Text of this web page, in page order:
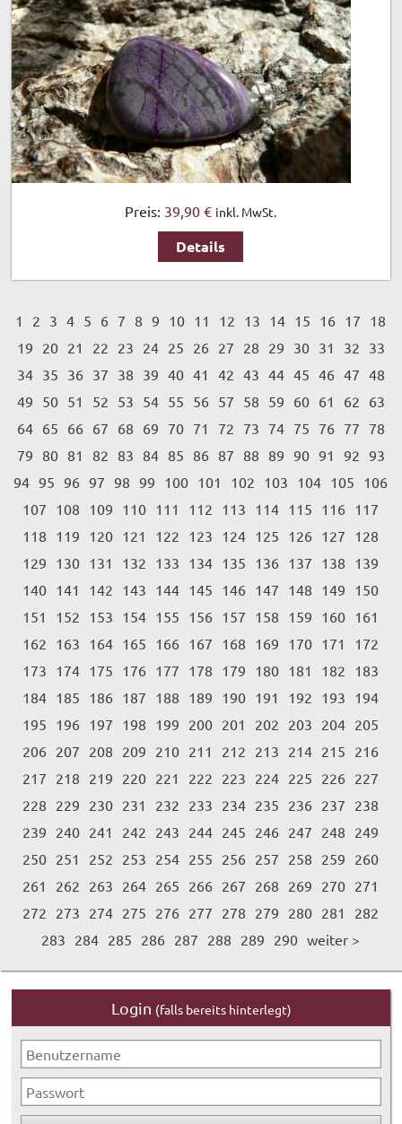
Preis: 39,90 € inkl. MwSt.
Details
1 2 3 4 5 6 7 8 9 10 11 12 13 14 15 16 17 18
19 20 21 22 23 24 25 26 27 28 29 30 31 32 33
34 35 36 37 38 39 40 41 42 43 44 45 46 47 48
49 50 51 52 53 54 55 56 57 58 59 60 61 62 63
64 65 66 67 68 69 70 71 72 73 74 75 76 77 78
79 80 81 82 83 84 85 86 87 88 89 90 91 92 93
94 95 96 97 98 99 100 101 102 103 104 105 106
107 108 109 110 111 112 113 114 115 116 117
118 119 120 121 122 123 124 125 126 127 128
129 130 131 132 133 134 135 136 137 138 139
140 141 142 143 144 145 146 147 148 149 150
151
152 153 154 155 156 157 158 159 160 161
162 163 164 165 166 167 168 169 170 171
172
173 174 175 176 177 178 179 180 181 182 183
184 185 186 187 188 189 190 191 192 193 194
195 196 197 198 199 200 201 202 203 204 205
206 207 208 209 210 211 212 213 214 215 216
217 218 219 220 221 222 223 224 225 226 227
228 229 230 231 232 233 234 235 236 237 238
239 240 241 242 243 244 245 246 247 248 249
250 251 252 253 254 255 256 257 258 259 260
261
262 263 264 265 266 267 268 269 270 271
272 273 274 275 276 277 278 279 280 281
282
283 284 285 286 287 288 289 290 weiter >
Login (falls bereits hinterlegt)